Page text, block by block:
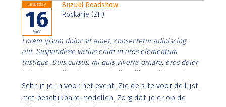
Saturday
16
MAY
Suzuki Roadshow
Rockanje (ZH)
Lorem ipsum dolor sit amet, consectetur adipiscing
elit. Suspendisse varius enim in eros elementum
tristique. Duis cursus, mi quis viverra ornare, eros dolor
interdum nulla, ut commodo diam libero vitae erat.
Aenean faucibus nibh et justo cursus id rutrum lorem
imperdiet. Nunc ut sem vitae risus tristique posuere.
Schrijf je in voor het event. Zie de site voor de lijst
met beschikbare modellen. Zorg dat je er op de